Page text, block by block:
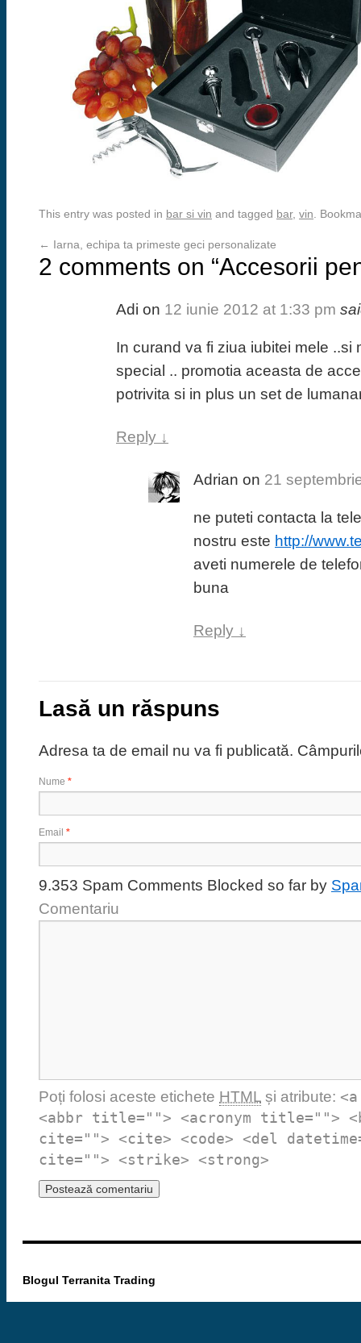
This entry was posted in bar si vin and tagged bar, vin .
← Iarna, echipa ta primeste geci personalizate
2 comments on “Accesorii
Adi on 12 iunie 2012 at 1:33 pm
In curand va fi ziua iubitei mele ..si
special .. promotia aceasta de
potrivita si in plus un set de
Reply ↓
Adrian on 21
ne puteti contacta la
nostru este http://
aveti numerele de
buna
Reply ↓
Lasă un răspuns
Adresa ta de email nu va fi publicată.
Nume *
Email *
9.353 Spam Comments Blocked so far by
Comentariu
Poți folosi aceste etichete HTML și atribute:
<abbr title=""> <acronym title="">
cite=""> <cite> <code> <del
cite=""> <strike> <strong>
Blogul Terranita Trading